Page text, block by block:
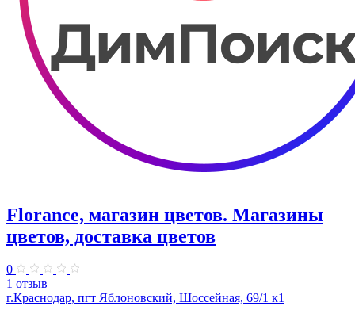
Florance, магазин цветов. Магазины
цветов, доставка цветов
0
1 отзыв
г.Краснодар, пгт Яблоновский, Шоссейная, 69/1 к1